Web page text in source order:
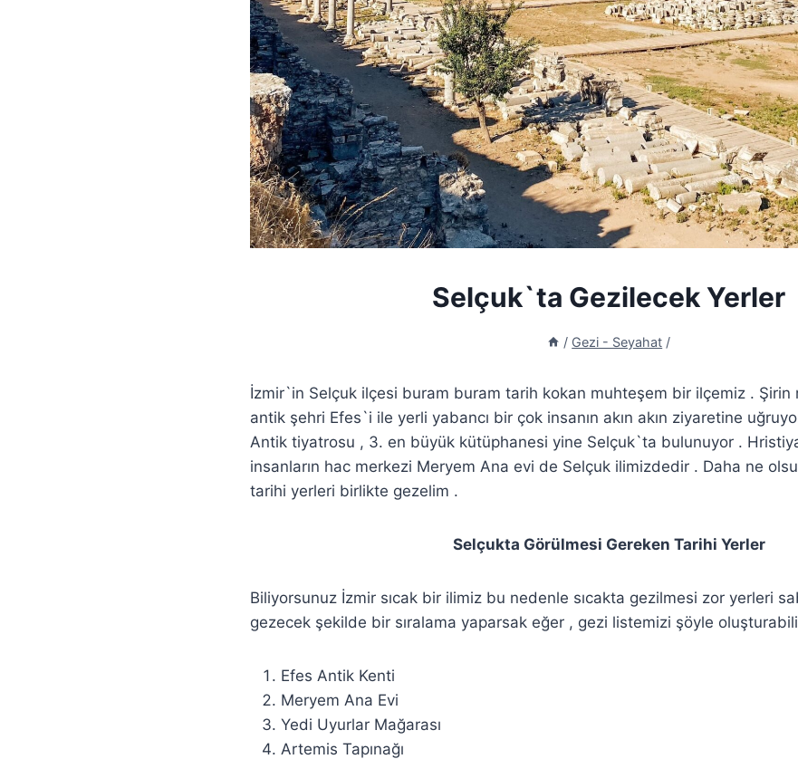
Selçuk`ta Gezilecek Yerler
/ Gezi - Seyahat /
İzmir`in Selçuk ilçesi buram buram tarih kokan muhteşem bir ilçemiz . Şirin
antik şehri Efes`i ile yerli yabancı bir çok insanın akın akın ziyaretine
Antik tiyatrosu , 3. en büyük kütüphanesi yine Selçuk`ta bulunuyor .
insanların hac merkezi Meryem Ana evi de Selçuk ilimizdedir . Daha ne
tarihi yerleri birlikte gezelim .
Selçukta Görülmesi Gereken Tarihi Yerler
Biliyorsunuz İzmir sıcak bir ilimiz bu nedenle sıcakta gezilmesi zor yerleri
gezecek şekilde bir sıralama yaparsak eğer , gezi listemizi şöyle
Efes Antik Kenti
Meryem Ana Evi
Yedi Uyurlar Mağarası
Artemis Tapınağı